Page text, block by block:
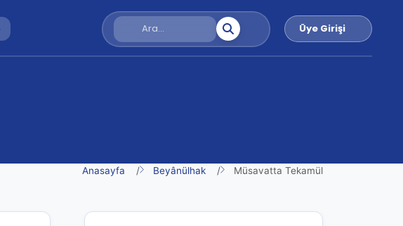
Üye Girişi
Anasayfa Beyânülhak Müsavatta Tekamül